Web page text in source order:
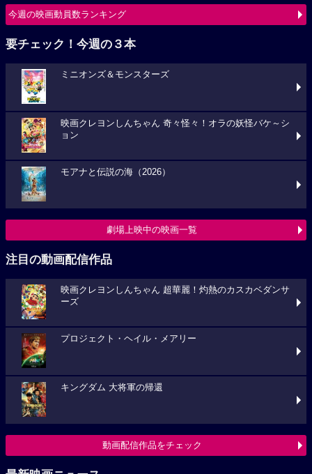
今週の映画動員数ランキング
要チェック！今週の３本
ミニオンズ＆モンスターズ
映画クレヨンしんちゃん 奇々怪々！オラの妖怪バケ～シ
ョン
モアナと伝説の海（2026）
劇場上映中の映画一覧
注目の動画配信作品
映画クレヨンしんちゃん 超華麗！灼熱のカスカベダンサ
ーズ
プロジェクト・ヘイル・メアリー
キングダム 大将軍の帰還
動画配信作品をチェック